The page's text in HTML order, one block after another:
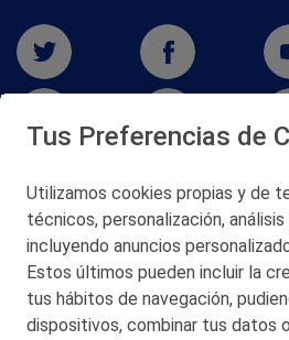
San Martín 5-Edificio
48550 Muskiz
Telf. 946 357
© 2026 Petronor
Tus Preferencias de
Utilizamos cookies propias y de
técnicos, personalización,
incluyendo anuncios
Estos últimos pueden incluir la
tus hábitos de navegación,
dispositivos, combinar tus datos